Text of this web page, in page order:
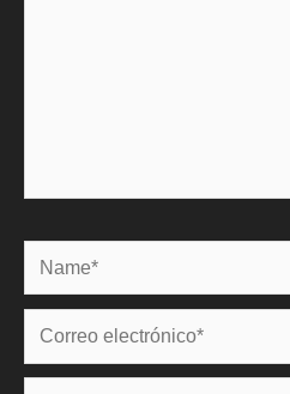
Name*
Correo
electrónico*